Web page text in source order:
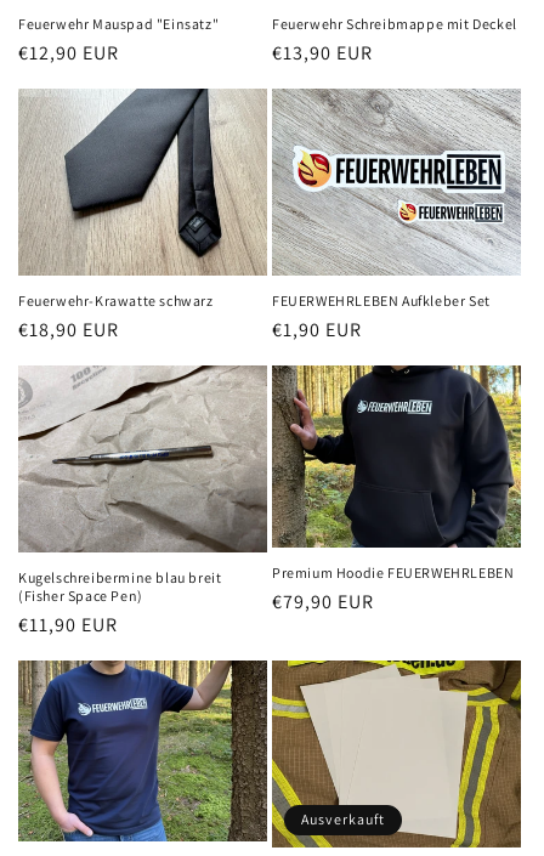
Feuerwehr Mauspad "Einsatz"
Normaler
Preis
€12,90 EUR
Feuerwehr Schreibmappe mit Deckel
Normaler
Preis
€13,90 EUR
Feuerwehr-Krawatte schwarz
Normaler
€18,90 EUR
FEUERWEHRLEBEN Aufkleber Set
Normaler
€1,90 EUR
Kugelschreibermine blau breit
(Fisher Space Pen)
Normaler
€11,90 EUR
Premium Hoodie FEUERWEHRLEBEN
Normaler
€79,90 EUR
Ausverkauft